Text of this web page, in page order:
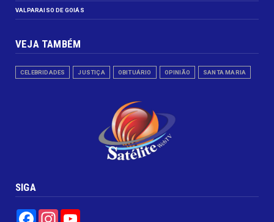
VALPARAISO DE GOIÁS
VEJA TAMBÉM
CELEBRIDADES JUSTIÇA OBITUÁRIO OPINIÃO SANTA MARIA
SIGA
FacebookInstagram